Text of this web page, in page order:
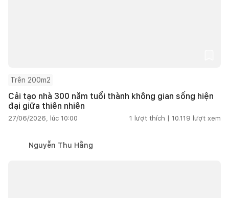
Trên 200m2
Cải tạo nhà 300 năm tuổi thành không gian sống hiện
đại giữa thiên nhiên
27/06/2026, lúc 10:00 1 lượt thích | 10.119 lượt xem
Nguyễn Thu Hằng